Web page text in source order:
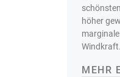
höher
Windkraft.
MEHR